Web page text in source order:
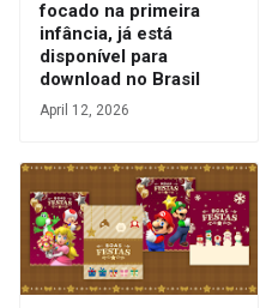
focado na primeira
infância, já está
disponível para
download no Brasil
April 12, 2026